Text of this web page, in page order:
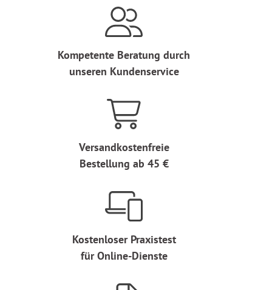
Kompetente Beratung durch
unseren Kundenservice
Versandkostenfreie
Bestellung ab 45 €
Kostenloser Praxistest
für Online-Dienste